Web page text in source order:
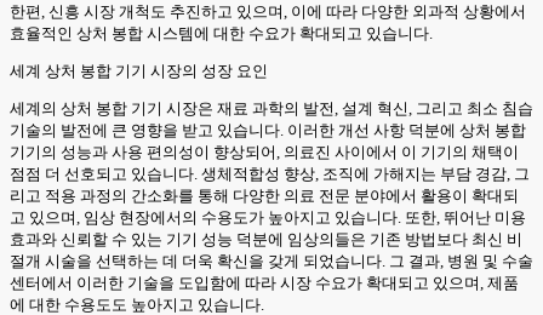
한편, 신흥 시장 개척도 추진하고 있으며, 이에 따라 다양한 외과적 상황에서
효율적인 상처 봉합 시스템에 대한 수요가 확대되고 있습니다.
세계 상처 봉합 기기 시장의 성장 요인
세계의 상처 봉합 기기 시장은 재료 과학의 발전, 설계 혁신, 그리고 최소 침습
기술의 발전에 큰 영향을 받고 있습니다. 이러한 개선 사항 덕분에 상처 봉합
기기의 성능과 사용 편의성이 향상되어, 의료진 사이에서 이 기기의 채택이
점점 더 선호되고 있습니다. 생체적합성 향상, 조직에 가해지는 부담 경감, 그
리고 적용 과정의 간소화를 통해 다양한 의료 전문 분야에서 활용이 확대되
고 있으며, 임상 현장에서의 수용도가 높아지고 있습니다. 또한, 뛰어난 미용
효과와 신뢰할 수 있는 기기 성능 덕분에 임상의들은 기존 방법보다 최신 비
절개 시술을 선택하는 데 더욱 확신을 갖게 되었습니다. 그 결과, 병원 및 수술
센터에서 이러한 기술을 도입함에 따라 시장 수요가 확대되고 있으며, 제품
에 대한 수용도도 높아지고 있습니다.